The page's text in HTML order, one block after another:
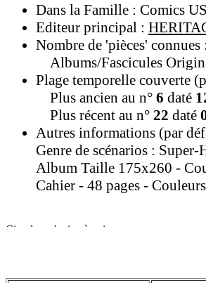
Dans la Famille : Comics
Editeur principal :
Nombre de 'pièces' connues :
Albums/Fascicules
Plage temporelle couverte
Plus ancien au n° 6 daté
Plus récent au n° 22 daté
Autres informations (par
Genre de scénarios : Super-
Album Taille 175x260 -
Cahier - 48 pages - Couleurs